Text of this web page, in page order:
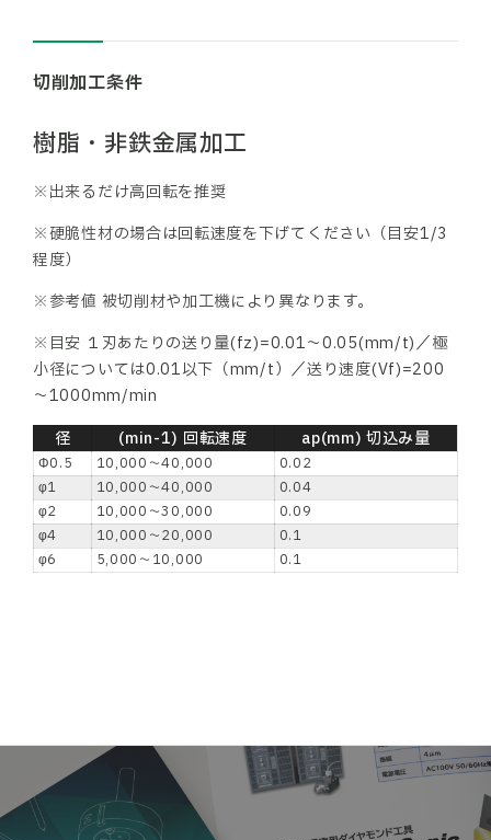
切削加工条件
樹脂・非鉄金属加工
※出来るだけ高回転を推奨
※硬脆性材の場合は回転速度を下げてください（目安1/3
程度）
※参考値 被切削材や加工機により異なります。
※目安 １刃あたりの送り量(fz)=0.01～0.05(mm/t)／極
小径については0.01以下（mm/t）／送り速度(Vf)=200
～1000mm/min
径
(min-1) 回転速度 ap(mm) 切込み量
Φ0.5 10,000～40,000
0.02
φ1
10,000～40,000
0.04
φ2
10,000～30,000
0.09
φ4
10,000～20,000
0.1
φ6
5,000～10,000 0.1